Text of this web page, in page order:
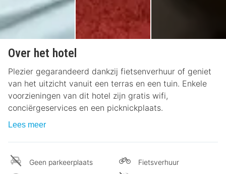
Over het hotel
Plezier gegarandeerd dankzij fietsenverhuur of geniet
van het uitzicht vanuit een terras en een tuin. Enkele
voorzieningen van dit hotel zijn gratis wifi,
conciërgeservices en een picknickplaats.
Lees meer
Geen parkeerplaats
Fietsverhuur